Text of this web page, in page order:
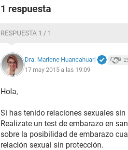
1 respuesta
RESPUESTA 1 / 1
Dra. Marlene Huancahuari
17 may 2015 a las 19:09
Hola,
Si has tenido relaciones sexuales
Realizate un test de embarazo en
sobre la posibilidad de embarazo
relación sexual sin protección.